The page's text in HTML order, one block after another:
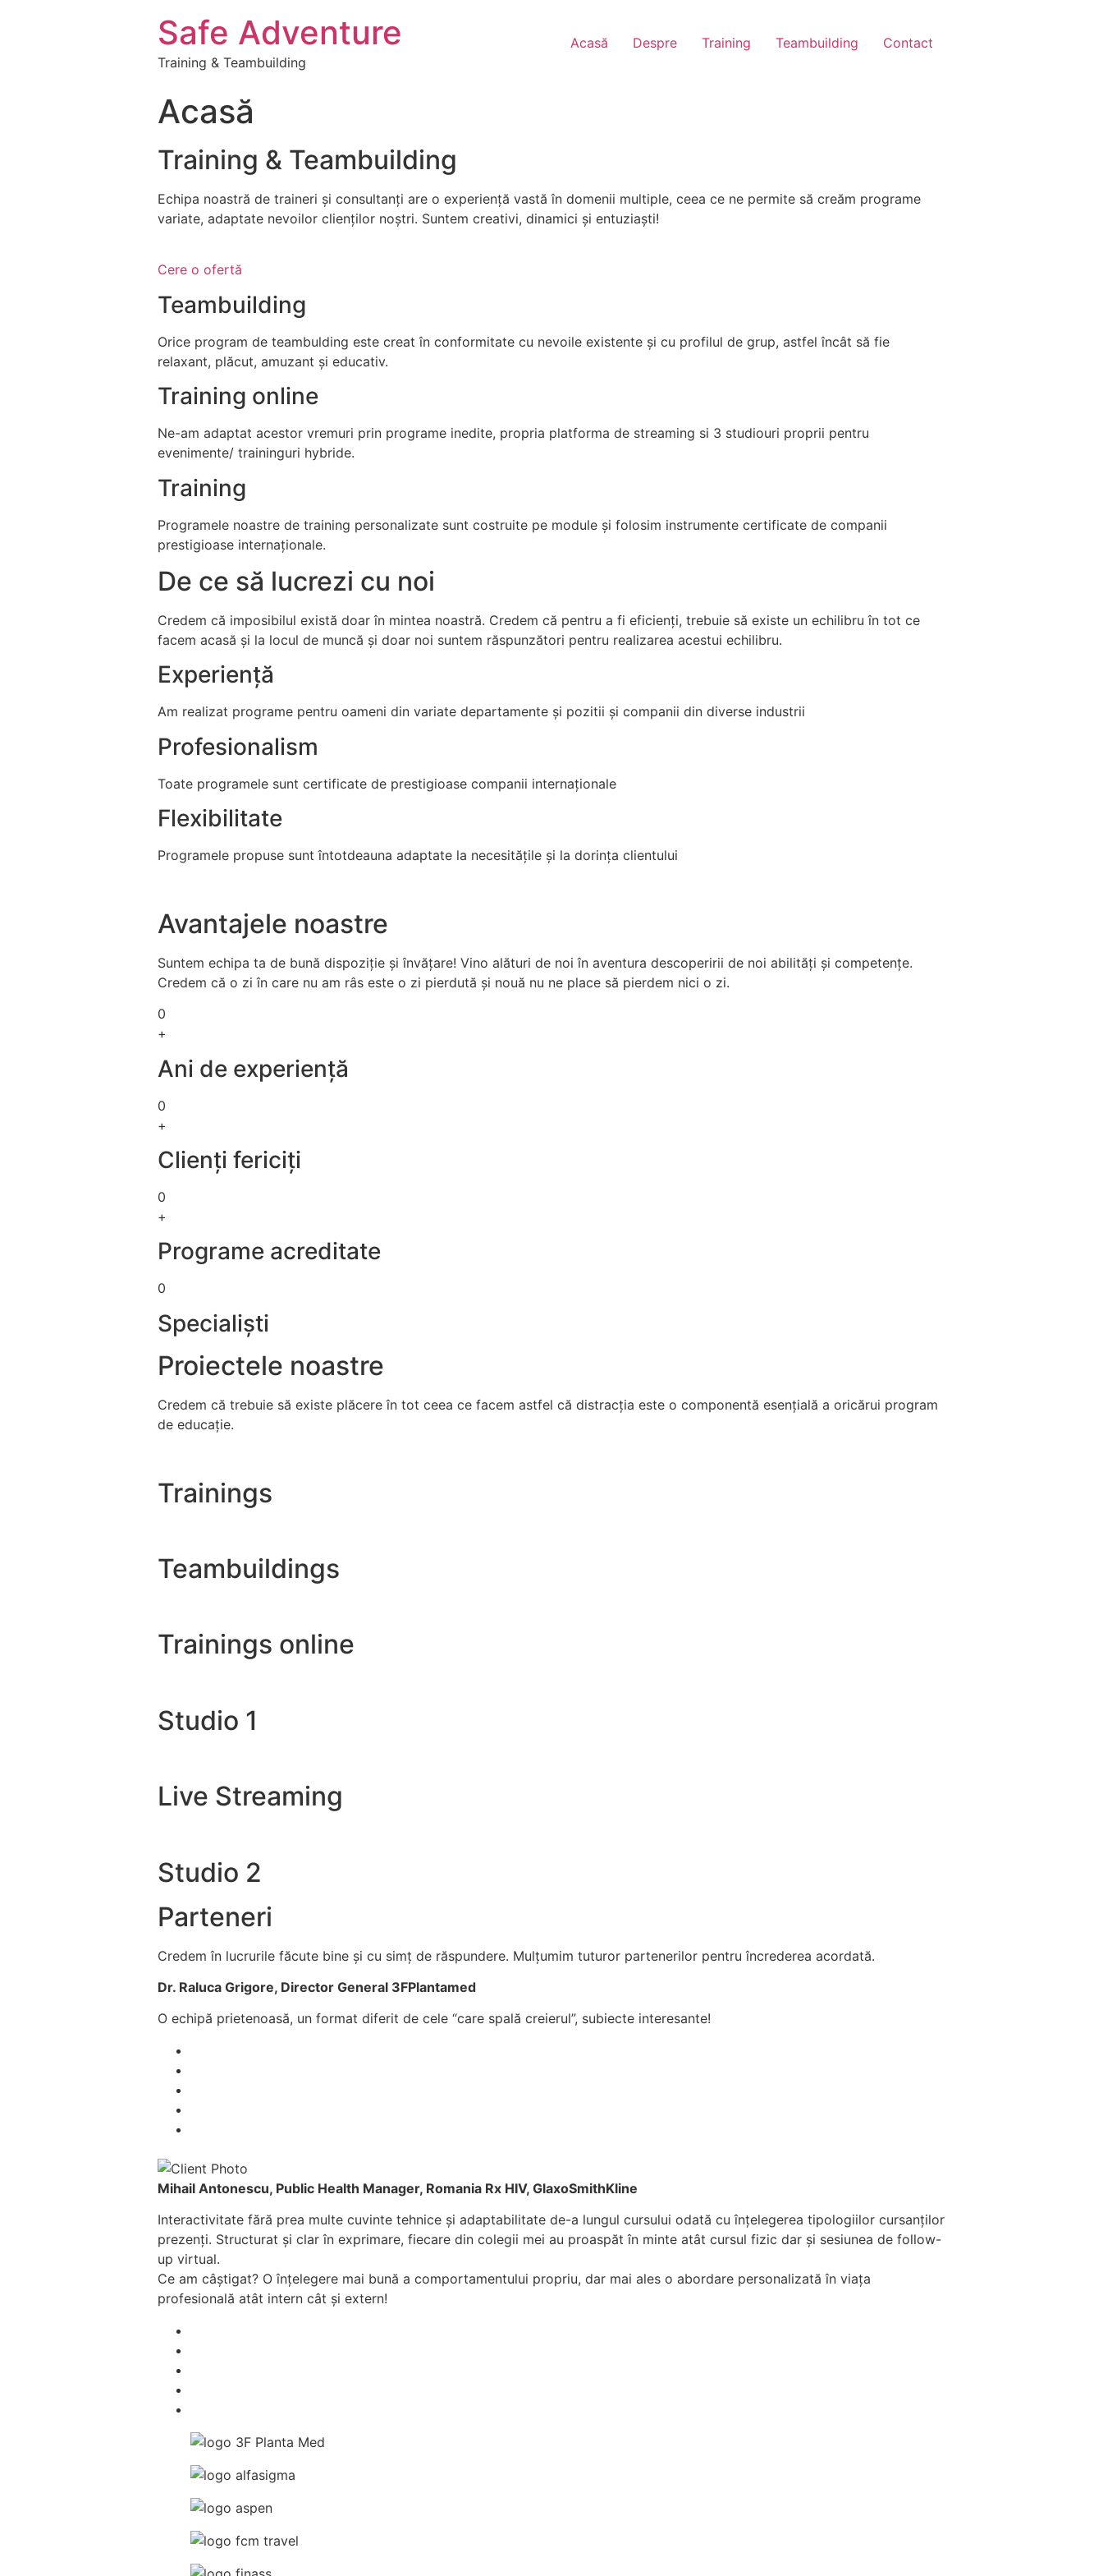
Safe Adventure
Training & Teambuilding
Acasă Despre Training Teambuilding Contact
Acasă
Training & Teambuilding
Echipa noastră de traineri și consultanți are o experiență vastă în domenii multiple, ceea ce ne permite să creăm programe
variate, adaptate nevoilor clienților noștri. Suntem creativi, dinamici și entuziaști!
Cere o ofertă
Teambuilding
Orice program de teambulding este creat în conformitate cu nevoile existente și cu profilul de grup, astfel încât să fie
relaxant, plăcut, amuzant și educativ.
Training online
Ne-am adaptat acestor vremuri prin programe inedite, propria platforma de streaming si 3 studiouri proprii pentru
evenimente/ traininguri hybride.
Training
Programele noastre de training personalizate sunt costruite pe module și folosim instrumente certificate de companii
prestigioase internaționale.
De ce să lucrezi cu noi
Credem că imposibilul există doar în mintea noastră. Credem că pentru a fi eficienți, trebuie să existe un echilibru în tot ce
facem acasă și la locul de muncă și doar noi suntem răspunzători pentru realizarea acestui echilibru.
Experiență
Am realizat programe pentru oameni din variate departamente și pozitii și companii din diverse industrii
Profesionalism
Toate programele sunt certificate de prestigioase companii internaționale
Flexibilitate
Programele propuse sunt întotdeauna adaptate la necesitățile și la dorința clientului
Avantajele noastre
Suntem echipa ta de bună dispoziție și învățare! Vino alături de noi în aventura descoperirii de noi abilități și competențe.
Credem că o zi în care nu am râs este o zi pierdută și nouă nu ne place să pierdem nici o zi.
0
+
Ani de experiență
0
+
Clienți fericiți
0
+
Programe acreditate
0
Specialiști
Proiectele noastre
Credem că trebuie să existe plăcere în tot ceea ce facem astfel că distracția este o componentă esențială a oricărui program
de educație.
Trainings
Teambuildings
Trainings online
Studio 1
Live Streaming
Studio 2
Parteneri
Credem în lucrurile făcute bine și cu simț de răspundere. Mulțumim tuturor partenerilor pentru încrederea acordată.
Dr. Raluca Grigore, Director General 3FPlantamed
O echipă prietenoasă, un format diferit de cele “care spală creierul”, subiecte interesante!
Mihail Antonescu, Public Health Manager, Romania Rx HIV, GlaxoSmithKline
Interactivitate fără prea multe cuvinte tehnice și adaptabilitate de-a lungul cursului odată cu înțelegerea tipologiilor cursanților
prezenți. Structurat și clar în exprimare, fiecare din colegii mei au proaspăt în minte atât cursul fizic dar și sesiunea de follow-
up virtual.
Ce am câștigat? O înțelegere mai bună a comportamentului propriu, dar mai ales o abordare personalizată în viața
profesională atât intern cât și extern!